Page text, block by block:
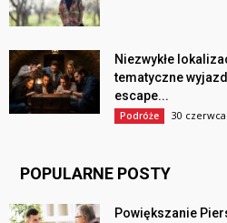
Niezwykłe
tematyczne
escape...
Podróże 30 czerwca
POPULARNE POSTY
Powiększanie